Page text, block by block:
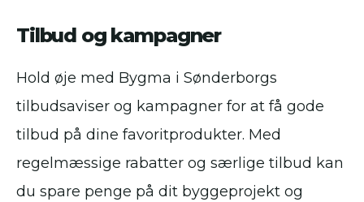
Tilbud og kampagner
Hold øje med Bygma i Sønderborgs
tilbudsaviser og kampagner for at få gode
tilbud på dine favoritprodukter. Med
regelmæssige rabatter og særlige tilbud kan
du spare penge på dit byggeprojekt og